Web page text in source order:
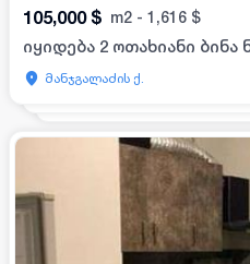
105,000 $ m2 - 1,616 $
იყიდება 2 ოთახიანი ბინა
მანჯგალაძის ქ.